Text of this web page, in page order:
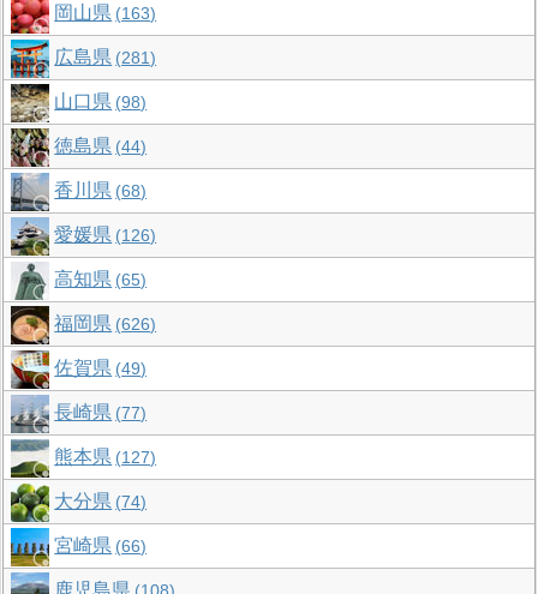
岡山県 163
広島県 281
山口県 98
徳島県 44
香川県 68
愛媛県 126
高知県 65
福岡県 626
佐賀県 49
長崎県 77
熊本県 127
大分県 74
宮崎県 66
鹿児島県